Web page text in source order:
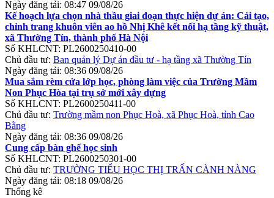
Ngày đăng tải: 08:47 09/08/26
Kế hoạch lựa chọn nhà thầu giai đoạn thực hiện dự án: Cải tạo,
chỉnh trang khuôn viên ao hồ Nhị Khê kết nối hạ tầng kỹ thuật,
xã Thường Tín, thành phố Hà Nội
Số KHLCNT: PL2600250410-00
Chủ đầu tư: Ban quản lý Dự án đầu tư - hạ tầng xã Thường Tín
Ngày đăng tải: 08:36 09/08/26
Mua sắm rèm cửa lớp học, phòng làm việc của Trường Mầm
Non Phục Hòa tại trụ sở mới xây dựng
Số KHLCNT: PL2600250411-00
Chủ đầu tư: Trường mầm non Phục Hoà, xã Phục Hoà, tỉnh Cao
Bằng
Ngày đăng tải: 08:36 09/08/26
Cung cấp bàn ghế học sinh
Số KHLCNT: PL2600250301-00
Chủ đầu tư: TRƯỜNG TIỂU HỌC THỊ TRẤN CÀNH NÀNG
Ngày đăng tải: 08:18 09/08/26
Thống kê